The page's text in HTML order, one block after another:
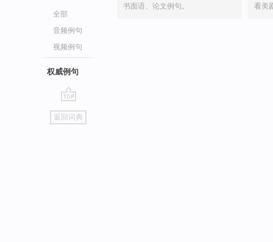
全部
音频例句
视频例句
权威例句
go
top
返回词典
书面语、论文例句。
看美